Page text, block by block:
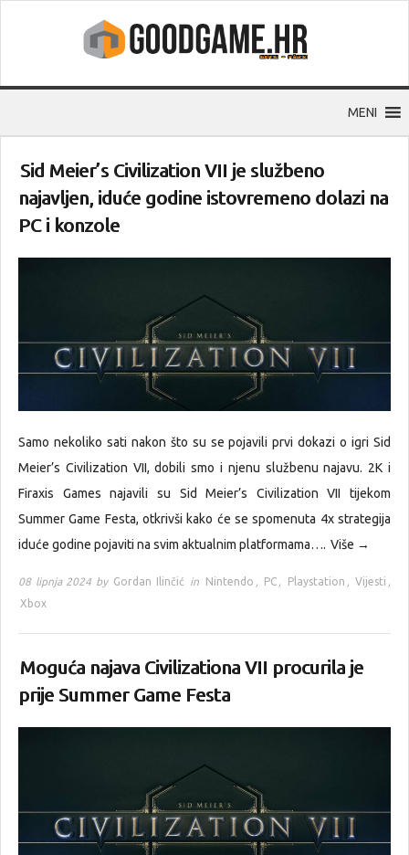
MENI
Sid Meier’s Civilization VII je službeno
najavljen, iduće godine istovremeno dolazi na
PC i konzole
Samo nekoliko sati nakon što su se pojavili prvi dokazi o igri Sid
Meier’s Civilization VII, dobili smo i njenu službenu najavu. 2K i
Firaxis Games najavili su Sid Meier’s Civilization VII tijekom
Summer Game Festa, otkrivši kako će se spomenuta 4x strategija
iduće godine pojaviti na svim aktualnim platformama…. Više →
08 lipnja 2024 by Gordan Ilinčić in Nintendo , PC , Playstation , Vijesti ,
Xbox
Moguća najava Civilizationa VII procurila je
prije Summer Game Festa